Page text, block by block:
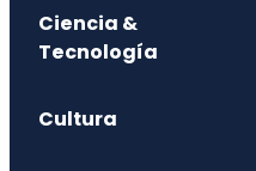
Ciencia &
Tecnología
Cultura